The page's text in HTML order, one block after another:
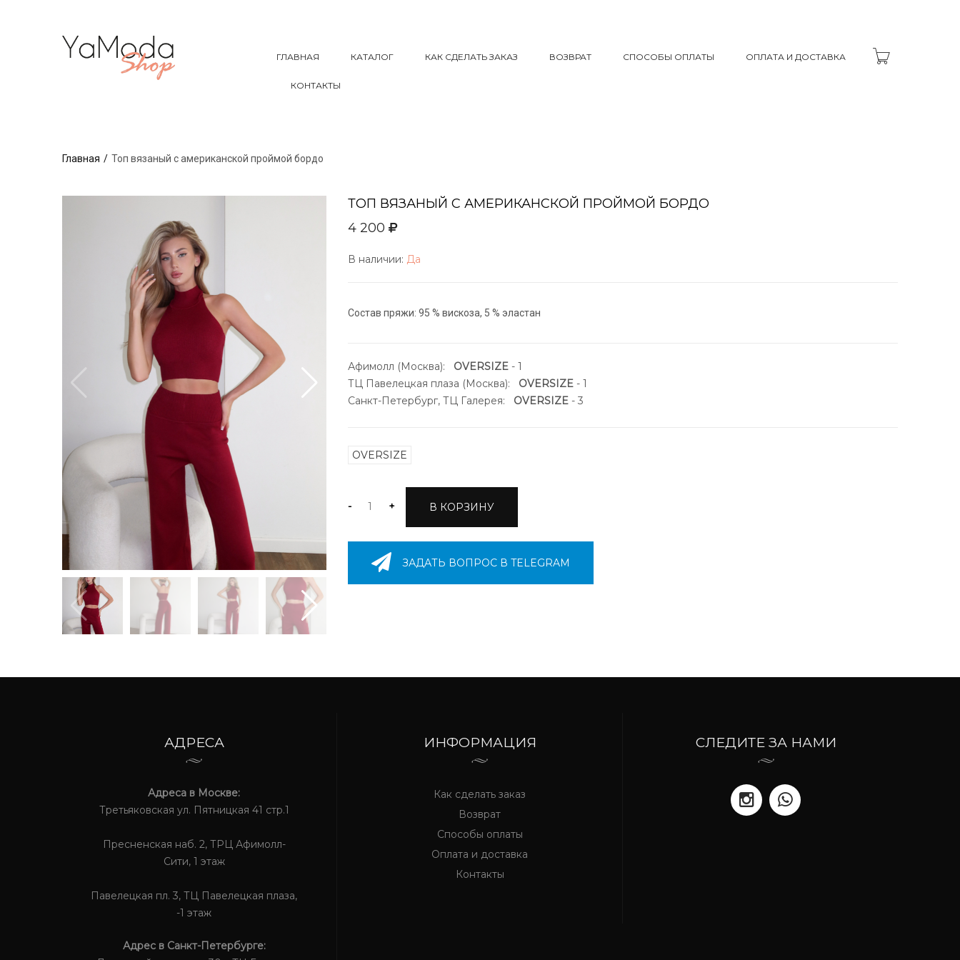
ГЛАВНАЯ КАТАЛОГ КАК СДЕЛАТЬ ЗАКАЗ ВОЗВРАТ СПОСОБЫ ОПЛАТЫ ОПЛАТА И ДОСТАВКА
КОНТАКТЫ
Главная Топ вязаный с американской проймой бордо
ТОП ВЯЗАНЫЙ С АМЕРИКАНСКОЙ ПРОЙМОЙ БОРДО
4 200
В наличии: Да
Состав пряжи: 95 % вискоза, 5 % эластан
Афимолл (Москва): OVERSIZE - 1
ТЦ Павелецкая плаза (Москва): OVERSIZE - 1
Санкт-Петербург, ТЦ Галерея: OVERSIZE - 3
OVERSIZE
- + В КОРЗИНУ
ЗАДАТЬ ВОПРОС В TELEGRAM
АДРЕСА
Адреса в Москве:
Третьяковская ул. Пятницкая 41 стр.1
Пресненская наб. 2, ТРЦ Афимолл-
Сити, 1 этаж
Павелецкая пл. 3, ТЦ Павелецкая плаза,
-1 этаж
Адрес в Санкт-Петербурге:
ИНФОРМАЦИЯ
Как сделать заказ
Возврат
Способы оплаты
Оплата и доставка
Контакты
СЛЕДИТЕ ЗА НАМИ